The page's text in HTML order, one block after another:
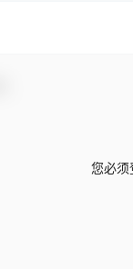
您必须